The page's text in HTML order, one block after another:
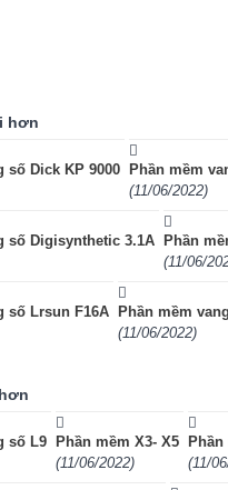
hơn
số Dick KP 9000
Phần mềm
(11/06/2022)
số Digisynthetic 3.1A
Phần
(11/06/
số Lrsun F16A
Phần mềm
(11/06/2022)
số L9
Phần mềm X3- X5
(11/06/2022)
(11/